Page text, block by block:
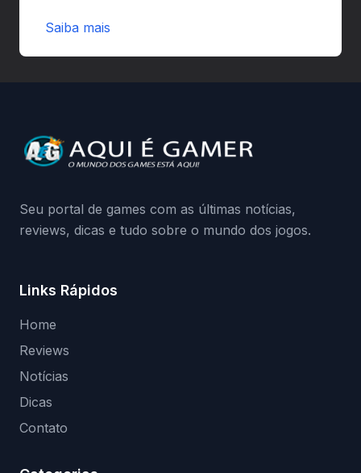
preload e avisa que quem usar versões não
da Playground: negação do preload,
medidas contra acessos não autorizados
Saiba mais
Seu portal de games com as últimas notícias,
reviews, dicas e tudo sobre o mundo dos jogos.
Links Rápidos
Home
Reviews
Notícias
Dicas
Contato